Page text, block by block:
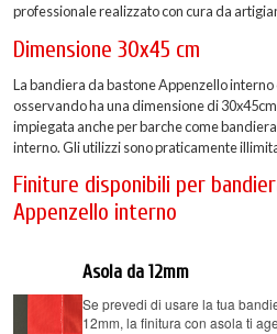
professionale realizzato con cura da
Dimensione 30x45 cm
La bandiera da bastone Appenzello
osservando ha una dimensione di
impiegata anche per barche come
interno. Gli utilizzi sono praticamente
Finiture disponibili per
Appenzello interno
Asola da 12mm
Se prevedi di usare la tua
12mm, la finitura con asola ti